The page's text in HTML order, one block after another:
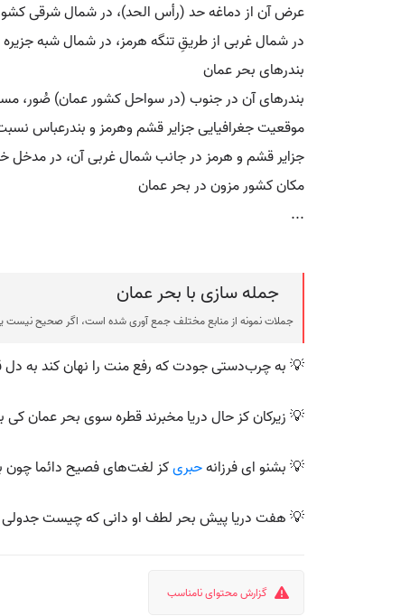
عرض آن از دماغه حد (رأس الحد)، در شمال شرقی کشور عمان، تا بندر
در شمال غربی از طریقِ تنگه هرمز، در شمال شبه
بندرهای بحر عمان
بندرهای آن در جنوب (در سواحل کشور عمان) صُور،
موقعیت جغرافیایی جزایر قشم وهرمز و بندرعباس
جزایر قشم و هرمز در جانب شمال غربی آن، در مدخل
مکان کشور مزون در بحر عمان
...
جمله سازی با بحر عمان
جملات نمونه از منابع مختلف جمع آوری شده است، اگر صحیح نیست
💡 به چرب‌دستی جودت که رفع منت را نهان کند به دل
💡 زیرکان کز حال دریا مخبرند قطره سوی بحر عمان کی
💡 بشنو ای فرزانهحبریکز لغت‌های فصیح دائما
💡 هفت دریا پیش بحر لطف او دانی که چیست جدولی
گزارش محتوای نامناسب